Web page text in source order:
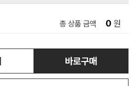
총 상품 금액 0 원
바로구매